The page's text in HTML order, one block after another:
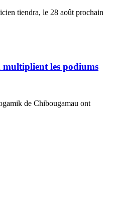
tiendra, le 28 août prochain
multiplient les podiums
de Chibougamau ont